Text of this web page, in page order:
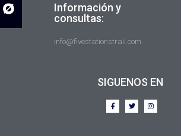
Información y
consultas:
info@fivestationstrail.com
SIGUENOS EN